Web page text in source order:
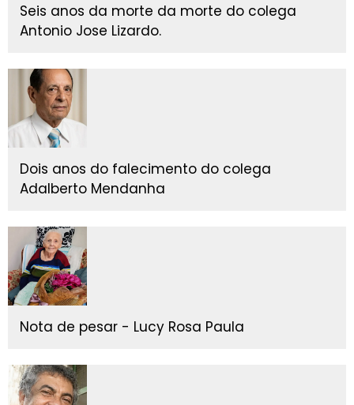
Seis anos da morte da morte do colega
Antonio Jose Lizardo.
Dois anos do falecimento do colega
Adalberto Mendanha
Nota de pesar - Lucy Rosa Paula